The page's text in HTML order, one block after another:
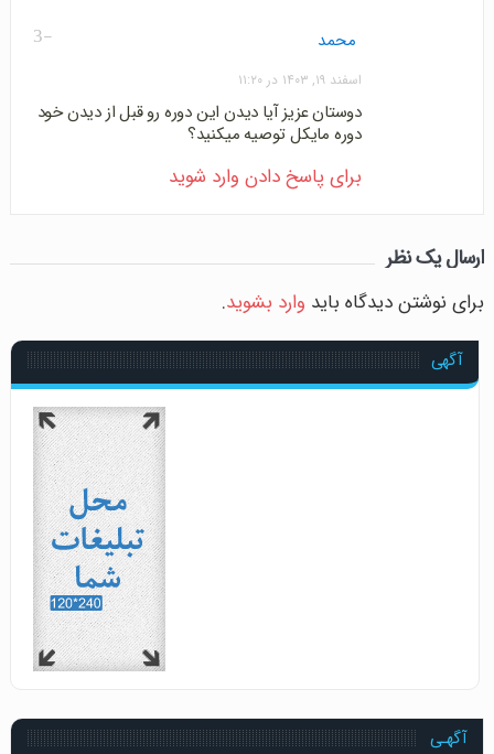
-3 محمد
اسفند ۱۹, ۱۴۰۳ در ۱۱:۲۰
دوستان عزیز آیا دیدن این دوره رو قبل از دیدن خود
دوره مایکل توصیه میکنید؟
برای پاسخ دادن وارد شوید
ارسال یک نظر
برای نوشتن دیدگاه باید وارد بشوید.
آگهی
آگهـی